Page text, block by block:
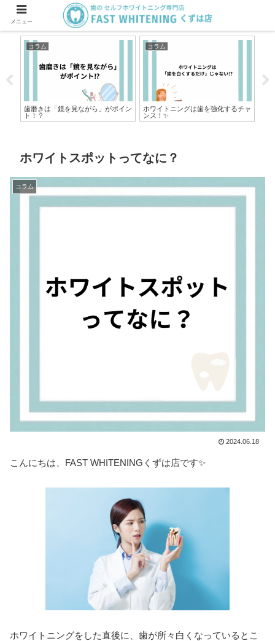
コラム
歯磨きは「鏡を見ながら」がポイン
ト！？
コラム
ホワイトニングは歯を強化するチャ
ンス！✨
ホワイトスポットってなに？
コラム
2024.06.18
こんにちは、FAST WHITENINGくずは店です✨
ホワイトニングをした直後に、歯が所々白くなっているとこ
メニュー